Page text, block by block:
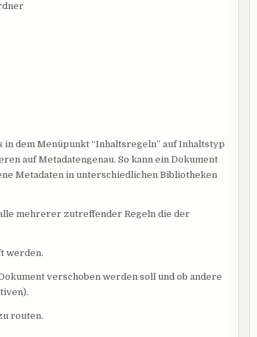
dem Menüpunkt “Inhaltsregeln” auf Inhaltstyp
auf Metadatengenau. So kann ein Dokument
Metadaten in unterschiedlichen Bibliotheken
mehrerer zutreffender Regeln die der
werden.
verschoben werden soll und ob andere
routen.